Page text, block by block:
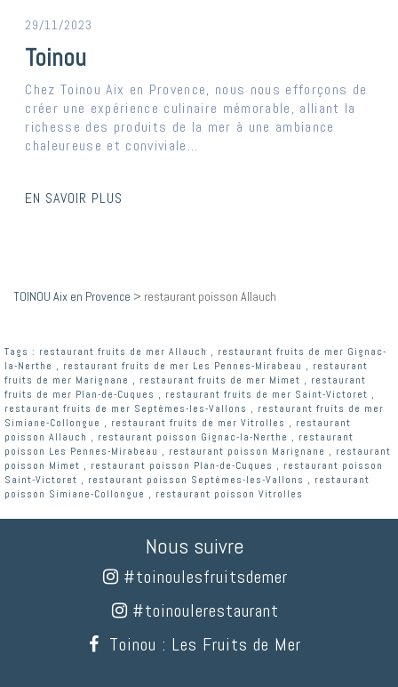
29/11/2023
Toinou
Chez Toinou Aix en Provence, nous nous efforçons de
créer une expérience culinaire mémorable, alliant la
richesse des produits de la mer à une ambiance
chaleureuse et conviviale...
EN SAVOIR PLUS
TOINOU Aix en Provence > restaurant poisson Allauch
Tags : restaurant fruits de mer Allauch , restaurant fruits de mer Gignac-
la-Nerthe , restaurant fruits de mer Les Pennes-Mirabeau , restaurant
fruits de mer Marignane , restaurant fruits de mer Mimet , restaurant
fruits de mer Plan-de-Cuques , restaurant fruits de mer Saint-Victoret ,
restaurant fruits de mer Septèmes-les-Vallons , restaurant fruits de mer
Simiane-Collongue , restaurant fruits de mer Vitrolles , restaurant
poisson Allauch , restaurant poisson Gignac-la-Nerthe , restaurant
poisson Les Pennes-Mirabeau , restaurant poisson Marignane , restaurant
poisson Mimet , restaurant poisson Plan-de-Cuques , restaurant poisson
Saint-Victoret , restaurant poisson Septèmes-les-Vallons , restaurant
poisson Simiane-Collongue , restaurant poisson Vitrolles
Nous suivre
#toinoulesfruitsdemer
#toinoulerestaurant
Toinou : Les Fruits de Mer